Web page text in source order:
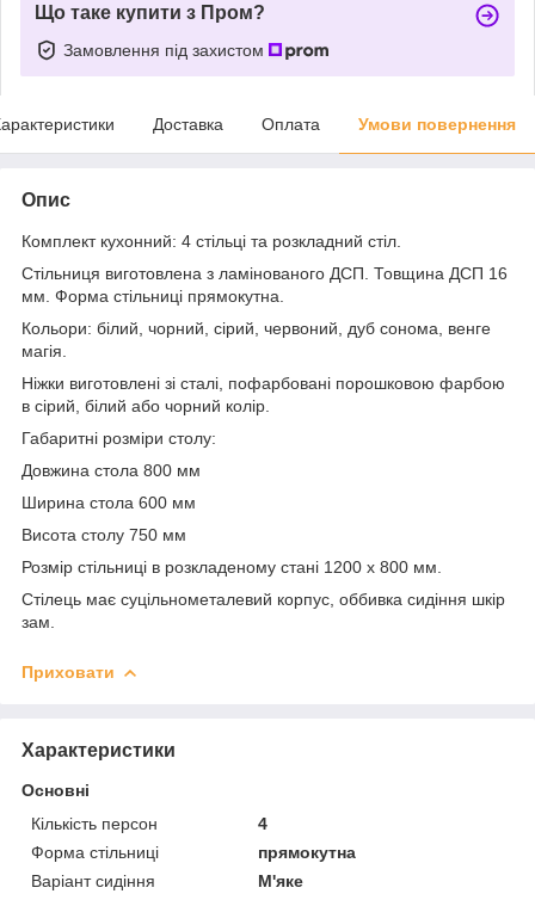
Що таке купити з Пром?
Замовлення під захистом
Доставка Оплата Умови повернення
Опис
Комплект кухонний: 4 стільці та розкладний стіл.
Стільниця виготовлена з ламінованого ДСП. Товщина ДСП 16
мм. Форма стільниці прямокутна.
Кольори: білий, чорний, сірий, червоний, дуб сонома, венге
магія.
Ніжки виготовлені зі сталі, пофарбовані порошковою фарбою
в сірий, білий або чорний колір.
Габаритні розміри столу:
Довжина стола 800 мм
Ширина стола 600 мм
Висота столу 750 мм
Розмір стільниці в розкладеному стані 1200 х 800 мм.
Стілець має суцільнометалевий корпус, оббивка сидіння шкір
зам.
Приховати
Характеристики
Основні
Кількість персон
4
Форма стільниці
прямокутна
Варіант сидіння
М'яке